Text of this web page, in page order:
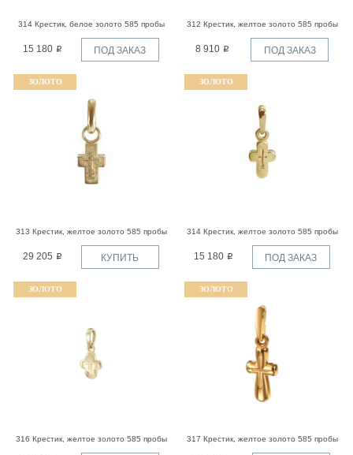
314 Крестик, белое золото 585 пробы
15 180 ПОД ЗАКАЗ
312 Крестик, желтое золото 585 пробы
8 910 ПОД ЗАКАЗ
ЗОЛОТО
313 Крестик, желтое золото 585 пробы
29 205 КУПИТЬ
ЗОЛОТО
314 Крестик, желтое золото 585 пробы
15 180 ПОД ЗАКАЗ
ЗОЛОТО
316 Крестик, желтое золото 585 пробы
ЗОЛОТО
317 Крестик, желтое золото 585 пробы